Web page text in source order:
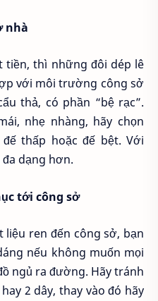
nhà
tiền, thì những đôi dép lê
với môi trường công sở
thả, có phần “bệ rạc”.
nhẹ nhàng, hãy chọn
thấp hoặc đế bệt. Với
dạng hơn.
tới công sở
liệu ren đến công sở, bạn
nếu không muốn mọi
ngủ ra đường. Hãy tránh
2 dây, thay vào đó hãy